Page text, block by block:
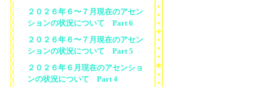
２０２６年６〜７月現在のアセン
ションの状況について Part 6
２０２６年６〜７月現在のアセン
ションの状況について Part 5
２０２６年６月現在のアセンショ
ンの状況について Part 4